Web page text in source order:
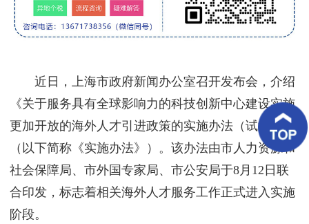
务
优
案
客
好
评
新
近日，上海市政府新闻办公室召开发布会，介绍
《关于服务具有全球影响力的科技创新中心建设实施
更加开放的海外人才引进政策的实施办法（试行）》
（以下简称《实施办法》）。该办法由市人力资源和
社会保障局、市外国专家局、市公安局于8月12日联
合印发，标志着相关海外人才服务工作正式进入实施
阶段。